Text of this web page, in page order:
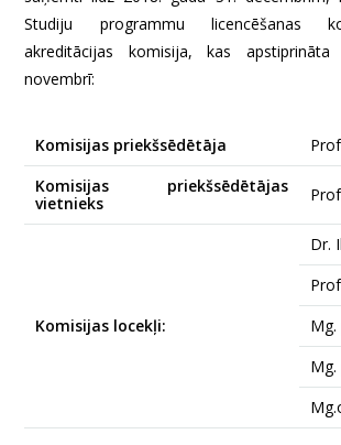
Studiju programmu licencēšanas
akreditācijas komisija, kas
novembrī:
Komisijas priekšsēdētāja
Komisijas priekšsēdētājas
vietnieks
Komisijas locekļi:
Dr.
Mg.